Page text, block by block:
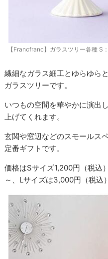
【Francfranc】ガラスツリー各種
繊細なガラス細工とゆらゆら
ガラスツリーです。
いつもの空間を華やかに演出
上げてくれます。
玄関や窓辺などのスモールス
定番ギフトです。
価格はSサイズ1,200円（税込
～、Lサイズは3,000円（税込